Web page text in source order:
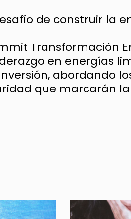
de construir la
Transformación
en energías
abordando
que marcarán